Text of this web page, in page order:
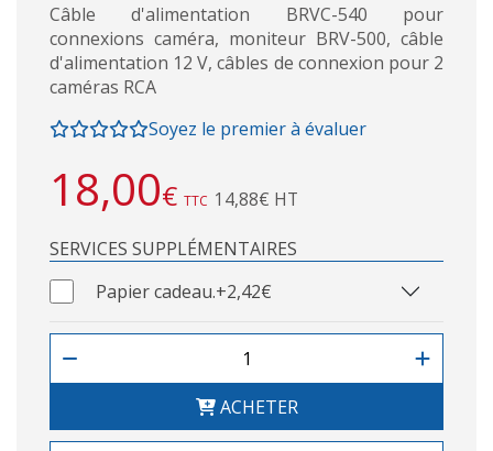
Câble d'alimentation BRVC-540 pour
connexions caméra, moniteur BRV-500, câble
d'alimentation 12 V, câbles de connexion pour 2
caméras RCA
Soyez le premier à évaluer
18,00€ TTC 14,88€ HT
SERVICES SUPPLÉMENTAIRES
Papier cadeau.+2,42€
ACHETER